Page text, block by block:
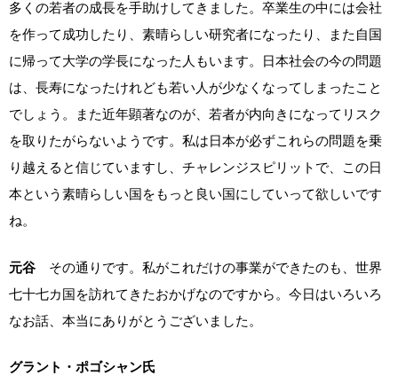
多くの若者の成長を手助けしてきました。卒業生の中には会社
を作って成功したり、素晴らしい研究者になったり、また自国
に帰って大学の学長になった人もいます。日本社会の今の問題
は、長寿になったけれども若い人が少なくなってしまったこと
でしょう。また近年顕著なのが、若者が内向きになってリスク
を取りたがらないようです。私は日本が必ずこれらの問題を乗
り越えると信じていますし、チャレンジスピリットで、この日
本という素晴らしい国をもっと良い国にしていって欲しいです
ね。
元谷 その通りです。私がこれだけの事業ができたのも、世界
七十七カ国を訪れてきたおかげなのですから。今日はいろいろ
なお話、本当にありがとうございました。
グラント・ポゴシャン氏